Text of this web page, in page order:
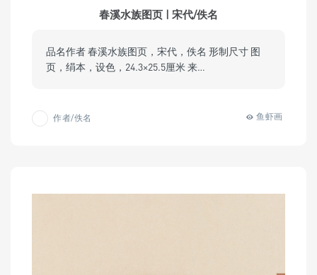
春溪水族图页 | 宋代/佚名
品名作者 春溪水族图页，宋代，佚名 形制尺寸 图
页，绢本，设色，24.3×25.5厘米 来…
作者/佚名 鱼虾画